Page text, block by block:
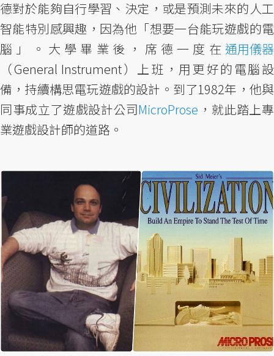
德對於能夠自行學習、決定，或是預測未來的人工
智能特別感興趣，因為他「想要一台能玩遊戲的電
腦」。大學畢業後，席德一度在 通用儀器
（General Instrument）上班，用更好的電腦設
備，持續構思電玩遊戲的設計。到了1982年，他與
同事成立了遊戲設計公司MicroProse ，就此踏上專
業遊戲設計師的道路。